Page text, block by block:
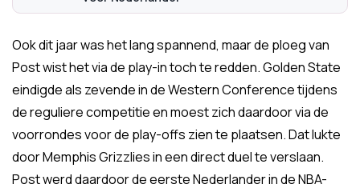
Ook dit jaar was het lang spannend, maar de ploeg van
Post wist het via de play-in toch te redden. Golden State
eindigde als zevende in de Western Conference tijdens
de reguliere competitie en moest zich daardoor via de
voorrondes voor de play-offs zien te plaatsen. Dat lukte
door Memphis Grizzlies in een direct duel te verslaan.
Post werd daardoor de eerste Nederlander in de NBA-